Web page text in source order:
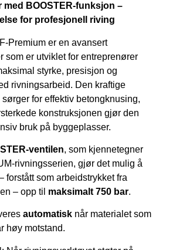
med BOOSTER-funksjon –
for profesjonell riving
Premium er en avansert
som er utviklet for entreprenører
styrke, presisjon og
rivningsarbeid. Den kraftige
for effektiv betongknusing,
konstruksjonen gjør den
bruk på byggeplasser.
ventilen, som kjennetegner
rivningsserien, gjør det mulig å
forstått som arbeidstrykket fra
– opp til maksimalt 750 bar.
automatisk når materialet som
høy motstand.